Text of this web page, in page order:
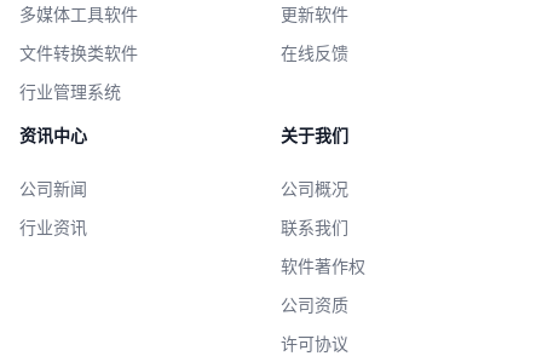
多媒体工具软件
文件转换类软件
行业管理系统
更新软件
在线反馈
资讯中心
公司新闻
行业资讯
关于我们
公司概况
联系我们
软件著作权
公司资质
许可协议